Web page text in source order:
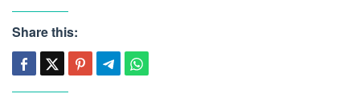
Share this: